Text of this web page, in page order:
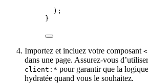
);
}
Importez et incluez votre composant
dans une page. Assurez-vous
client:* pour garantir que la
hydratée quand vous le souhaitez.